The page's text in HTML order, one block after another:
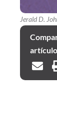
Jerald D.
artículo